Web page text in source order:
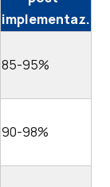
implementaz.
85-95%
90-98%